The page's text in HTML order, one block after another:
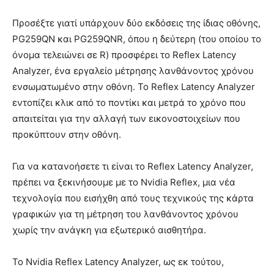
Προσέξτε γιατί υπάρχουν δύο εκδόσεις της ίδιας οθόνης,
PG259QN και PG259QNR, όπου η δεύτερη (του οποίου το
όνομα τελειώνει σε R) προσφέρει το Reflex Latency
Analyzer, ένα εργαλείο μέτρησης λανθάνοντος χρόνου
ενσωματωμένο στην οθόνη. Το Reflex Latency Analyzer
εντοπίζει κλικ από το ποντίκι και μετρά το χρόνο που
απαιτείται για την αλλαγή των εικονοστοιχείων που
προκύπτουν στην οθόνη.
Για να κατανοήσετε τι είναι το Reflex Latency Analyzer,
πρέπει να ξεκινήσουμε με το Nvidia Reflex, μια νέα
τεχνολογία που εισήχθη από τους τεχνικούς της κάρτα
γραφικών για τη μέτρηση του λανθάνοντος χρόνου
χωρίς την ανάγκη για εξωτερικό αισθητήρα.
Το Nvidia Reflex Latency Analyzer, ως εκ τούτου,